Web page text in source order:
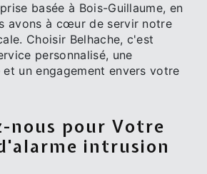
basée à Bois-Guillaume, en
avons à cœur de servir notre
Choisir Belhache, c'est
personnalisé, une
un engagement envers votre
nous pour Votre
intrusion